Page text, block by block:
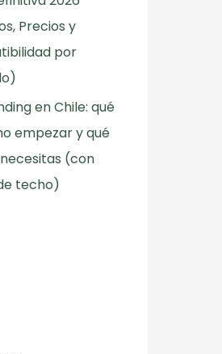
Precios y
por
en Chile: qué
empezar y qué
(con
techo)